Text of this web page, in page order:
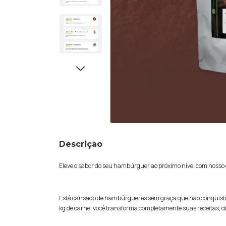
Descrição
Eleve o sabor do seu hambúrguer ao próximo nível com
Está cansado de hambúrgueres sem graça que não
kg de carne, você transforma completamente suas receitas,